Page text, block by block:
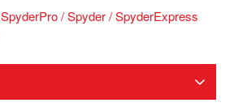
SpyderPro / Spyder / SpyderExpress